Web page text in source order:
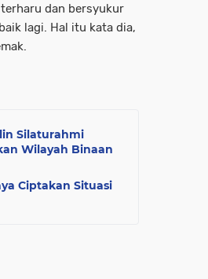
dan bersyukur
lagi. Hal itu kata dia,
Silaturahmi
Wilayah Binaan
Ciptakan Situasi